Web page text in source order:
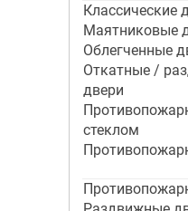
Классические
Маятниковые
Облегченные
Откатные /
двери
стеклом